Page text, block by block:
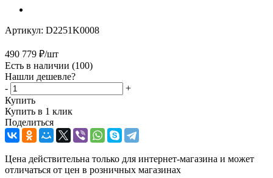
Артикул: D2251K0008
490 779 ₽/шт
Есть в наличии (100)
Нашли дешевле?
-
+
Купить
Купить в 1 клик
Поделиться
Цена действительна только для интернет-магазина и может
отличаться от цен в розничных магазинах